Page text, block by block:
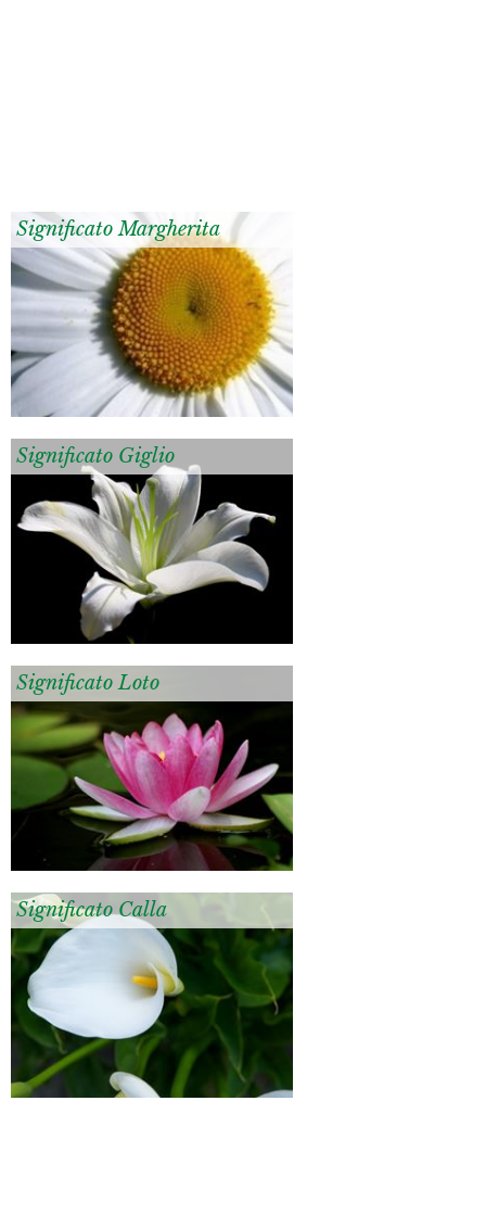
Significato Margherita
Significato Giglio
Significato Loto
Significato Calla